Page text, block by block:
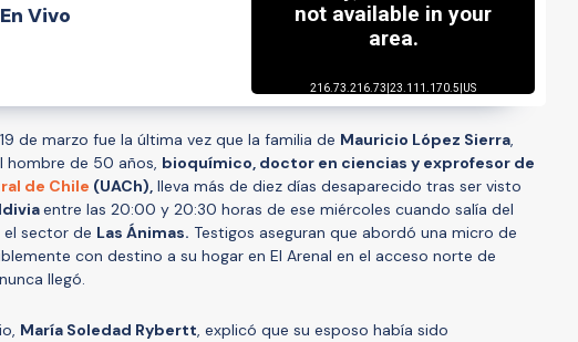
Vivo
de marzo fue la última vez que la familia de Mauricio López Sierra,
hombre de 50 años, bioquímico, doctor en ciencias y exprofesor de
de Chile (UACh), lleva más de diez días desaparecido tras ser visto
entre las 20:00 y 20:30 horas de ese miércoles cuando salía del
el sector de Las Ánimas. Testigos aseguran que abordó una micro de
con destino a su hogar en El Arenal en el acceso norte de
llegó.
María Soledad Rybertt, explicó que su esposo había sido